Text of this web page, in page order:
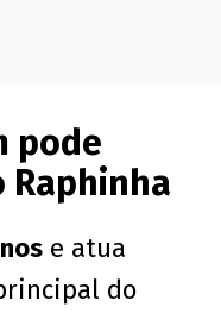
pode
Raphinha
e atua
do